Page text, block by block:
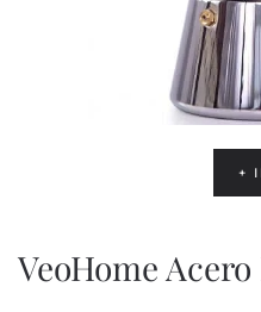
+
VeoHome